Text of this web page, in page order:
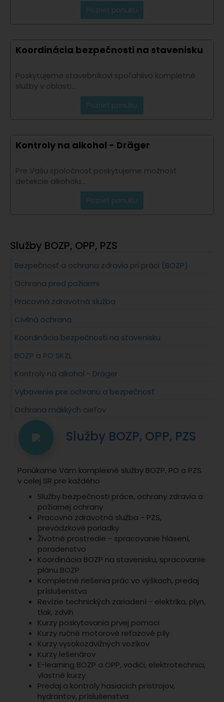
Pozrieť ponuku
Koordinácia bezpečnosti na stavenisku
Poskytujeme stavebníkovi spoľahlivo kompletné
služby v oblasti...
Pozrieť ponuku
Kontroly na alkohol - Dräger
Pre Vašu spoločnosť poskytujeme možnosť
detekcie alkoholu...
Pozrieť ponuku
Služby BOZP, OPP, PZS
Bezpečnosť a ochrana zdravia pri práci (BOZP)
Ochrana pred požiarmi
Pracovná zdravotná služba
Civilná ochrana
Koordinácia bezpečnosti na stavenisku
BOZP a PO SKZL
Kontroly na alkohol - Dräger
Vybavenie pre ochranu a bezpečnosť
Ochrana mäkkých cieľov
Služby BOZP, OPP, PZS
Ponúkame Vám komplexné služby BOZP, PO a PZS
v celej SR pre každého
Služby bezpečnosti práce, ochrany zdravia a
požiarnej ochrany
Pracovná zdravotná služba - PZS,
prevádzkové poriadky
Životné prostredie - spracovanie hlásení,
poradenstvo
Koordinácia BOZP na stavenisku, spracovanie
plánu BOZP
Kompletné riešenia prác vo výškach, predaj
príslušenstva
Revízie technických zariadení - elektrika, plyn,
tlak, zdvih
Kurzy poskytovania prvej pomoci
Kurzy ručné motorové reťazové píly
Kurzy vysokozdvižných vozíkov
Kurzy lešenárov
E-learning BOZP a OPP, vodiči, elektrotechnici,
vlastné kurzy
Predaj a kontroly hasiacich prístrojov,
hydrantov, príslušenstva